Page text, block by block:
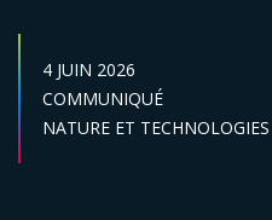
DATE DE PUBLICATION :
4 JUIN 2026
Catégories :
COMMUNIQUÉ
Secteur :
NATURE ET TECHNOLOGIES